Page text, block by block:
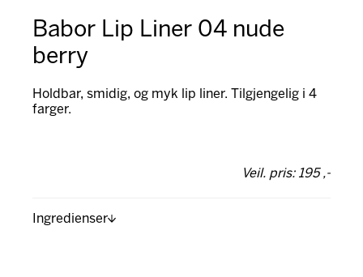
Babor Lip Liner 04 nude
berry
Holdbar, smidig, og myk lip liner. Tilgjengelig i 4
farger.
Veil. pris: 195 ,-
Ingredienser